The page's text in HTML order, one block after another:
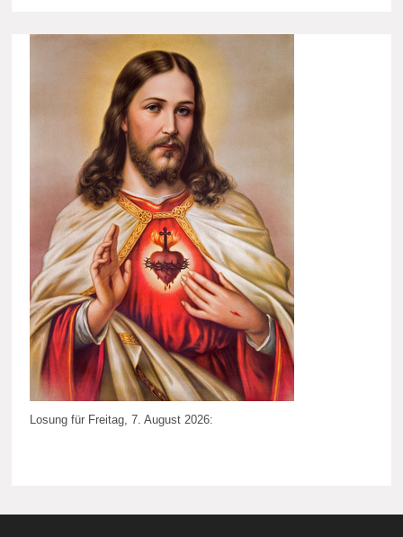
Losung für Freitag, 7. August 2026: